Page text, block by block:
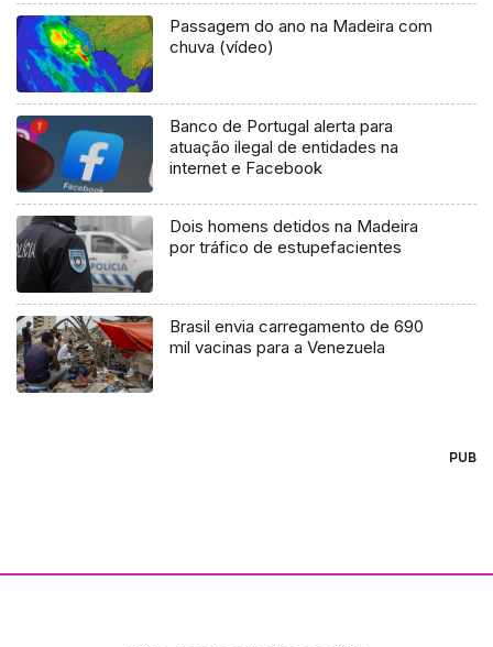
Passagem do ano na Madeira com
chuva (vídeo)
Banco de Portugal alerta para
atuação ilegal de entidades na
internet e Facebook
Dois homens detidos na Madeira
por tráfico de estupefacientes
Brasil envia carregamento de 690
mil vacinas para a Venezuela
PUB